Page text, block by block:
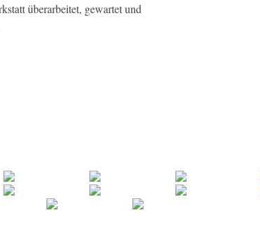
überarbeitet, gewartet und